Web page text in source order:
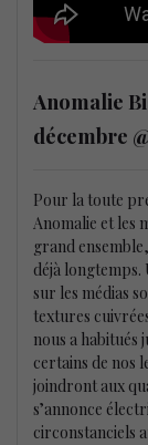
Anomalie
décembre
Pour la toute
Anomalie et les
grand
déjà
sur les médias
textures
nous a habitués
certains de nos
joindront aux
s’annonce
circonstanciels